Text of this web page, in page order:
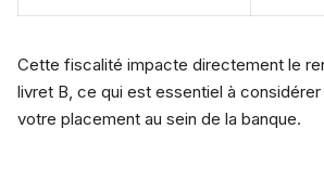
Cette fiscalité impacte directement le
livret B, ce qui est essentiel à
votre placement au sein de la banque.